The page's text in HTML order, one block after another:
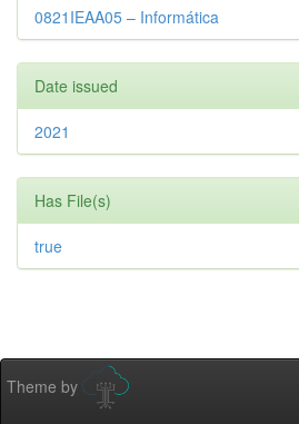
0821IEAA05 – Informática
Date issued
2021
Has File(s)
true
Theme by